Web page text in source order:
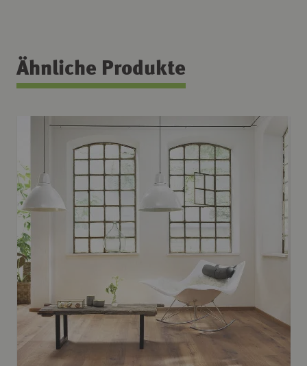
Ähnliche Produkte